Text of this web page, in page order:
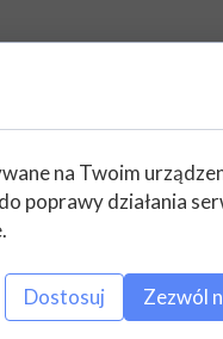
na Twoim
poprawy działania
Dostosuj Zezwól